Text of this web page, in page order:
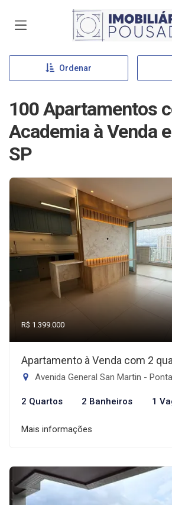
Página inicial
Ordenar
100 Apartamentos
Academia à Venda
SP
R$ 1.399.000
Apartamento à Venda com 2
Avenida General San Martin - Ponta
2 Quartos 2 Banheiros 1
Mais informações